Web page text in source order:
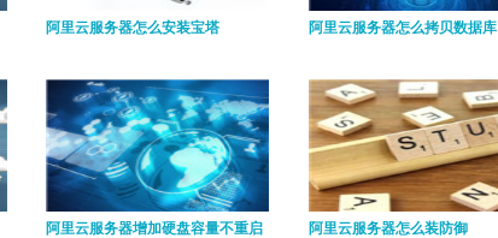
阿里云服务器怎么安装宝塔 阿里云服务器怎么拷贝数据库
阿里云服务器增加硬盘容量不重启 阿里云服务器怎么装防御